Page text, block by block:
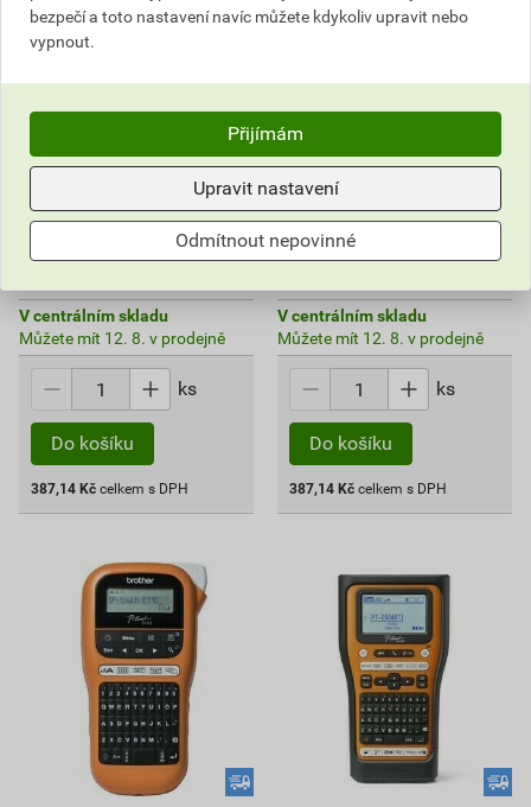
Páska náhradní Brother
TZES231 12 mm bílá
490,05 Kč
387
V centrálním skladu
Můžete mít 12. 8. v prodejně
ks
Do košíku
387,14 Kč celkem s DPH
Páska náhradní Brother
TZES631 12 mm žlutá
490,05 Kč
387,14Kč
V centrálním skladu
Můžete mít 12. 8. v prodejně
ks
Do košíku
387,14 Kč celkem s DPH
bezpečí a toto nastavení navíc můžete kdykoliv upravit nebo
vypnout.
Přijímám
Upravit nastavení
Odmítnout nepovinné